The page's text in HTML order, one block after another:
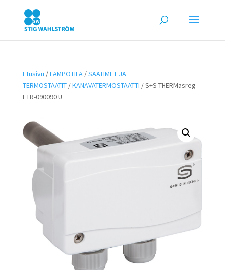
Etusivu /LÄMPÖTILA/SÄÄTIMET JA
TERMOSTAATIT/KANAVATERMOSTAATTI / S+S THERMasreg
ETR-090090 U